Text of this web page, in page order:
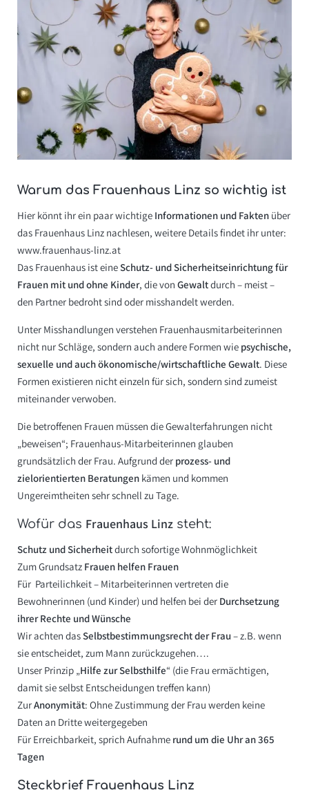
Warum das Frauenhaus Linz so wichtig ist
Hier könnt ihr ein paar wichtige Informationen und Fakten über
das Frauenhaus Linz nachlesen, weitere Details findet ihr unter:
www.frauenhaus-linz.at
Das Frauenhaus ist eineSchutz- und Sicherheitseinrichtung für
Frauen mit und ohne Kinder, die von Gewaltdurch – meist –
den Partner bedroht sind oder misshandelt werden.
Unter Misshandlungen verstehen Frauenhausmitarbeiterinnen
nicht nur Schläge, sondern auch andere Formen wie psychische,
sexuelle und auch ökonomische/wirtschaftliche Gewalt. Diese
Formen existieren nicht einzeln für sich, sondern sind zumeist
miteinander verwoben.
Die betroffenen Frauen müssen die Gewalterfahrungen nicht
„beweisen“; Frauenhaus-Mitarbeiterinnen glauben
grundsätzlich der Frau. Aufgrund der prozess- und
zielorientierten Beratungen kämen und kommen
Ungereimtheiten sehr schnell zu Tage.
Wofür das Frauenhaus Linz steht:
Schutz und Sicherheitdurch sofortige Wohnmöglichkeit
Zum Grundsatz Frauen helfen Frauen
Für Parteilichkeit – Mitarbeiterinnen vertreten die
Bewohnerinnen (und Kinder) und helfen bei der Durchsetzung
ihrer Rechte und Wünsche
Wir achten dasSelbstbestimmungsrecht der Frau– z.B. wenn
sie entscheidet, zum Mann zurückzugehen….
Unser Prinzip „Hilfe zur Selbsthilfe“ (die Frau ermächtigen,
damit sie selbst Entscheidungen treffen kann)
ZurAnonymität: Ohne Zustimmung der Frau werden keine
Daten an Dritte weitergegeben
Für Erreichbarkeit, sprich Aufnahme rund um die Uhr an 365
Tagen
Steckbrief Frauenhaus Linz